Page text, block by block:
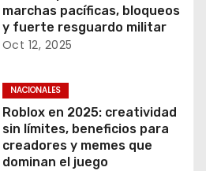
marchas pacíficas, bloqueos
y fuerte resguardo militar
Oct 12, 2025
NACIONALES
Roblox en 2025: creatividad
sin límites, beneficios para
creadores y memes que
dominan el juego